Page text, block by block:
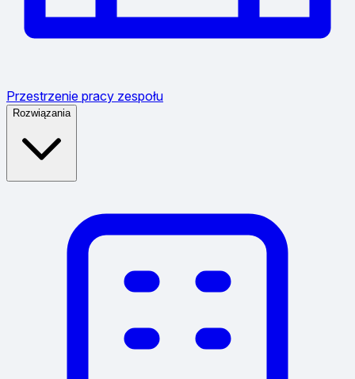
Przestrzenie pracy zespołu
Rozwiązania